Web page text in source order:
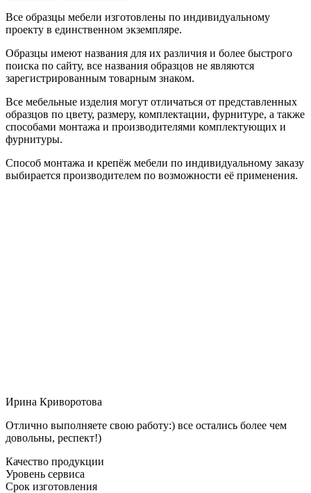
Все образцы мебели изготовлены по индивидуальному
проекту в единственном экземпляре.
Образцы имеют названия для их различия и более быстрого
поиска по сайту, все названия образцов не являются
зарегистрированным товарным знаком.
Все мебельные изделия могут отличаться от представленных
образцов по цвету, размеру, комплектации, фурнитуре, а также
способами монтажа и производителями комплектующих и
фурнитуры.
Способ монтажа и крепёж мебели по индивидуальному заказу
выбирается производителем по возможности её применения.
Ирина Криворотова
Отлично выполняете свою работу:) все остались более чем
довольны, респект!)
Качество продукции
Уровень сервиса
Срок изготовления